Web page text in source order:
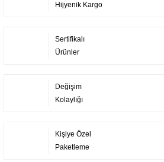
Hijyenik Kargo
Sertifikalı
Ürünler
Değişim
Kolaylığı
Kişiye Özel
Paketleme